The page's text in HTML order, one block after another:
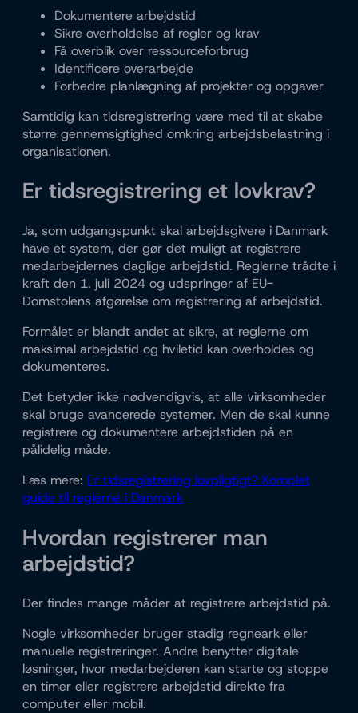
Dokumentere arbejdstid
Sikre overholdelse af regler og krav
Få overblik over ressourceforbrug
Identificere overarbejde
Forbedre planlægning af projekter og opgaver
Samtidig kan tidsregistrering være med til at skabe
større gennemsigtighed omkring arbejdsbelastning i
organisationen.
Er tidsregistrering et lovkrav?
Ja, som udgangspunkt skal arbejdsgivere i Danmark
have et system, der gør det muligt at registrere
medarbejdernes daglige arbejdstid. Reglerne trådte i
kraft den 1. juli 2024 og udspringer af EU-
Domstolens afgørelse om registrering af arbejdstid.
Formålet er blandt andet at sikre, at reglerne om
maksimal arbejdstid og hviletid kan overholdes og
dokumenteres.
Det betyder ikke nødvendigvis, at alle virksomheder
skal bruge avancerede systemer. Men de skal kunne
registrere og dokumentere arbejdstiden på en
pålidelig måde.
Læs mere: Er tidsregistrering lovpligtigt? Komplet
guide til reglerne i Danmark
Hvordan registrerer man
arbejdstid?
Der findes mange måder at registrere arbejdstid på.
Nogle virksomheder bruger stadig regneark eller
manuelle registreringer. Andre benytter digitale
løsninger, hvor medarbejderen kan starte og stoppe
en timer eller registrere arbejdstid direkte fra
computer eller mobil.